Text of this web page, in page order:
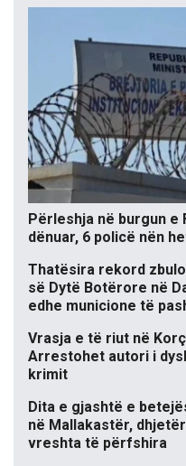
Përleshja në burgun
dënuar, 6 policë nën
Thatësira rekord
së Dytë Botërore në
edhe municione të
Vrasja e të riut në
Arrestohet autori i
krimit
Dita e gjashtë e
në Mallakastër,
vreshta të përfshira